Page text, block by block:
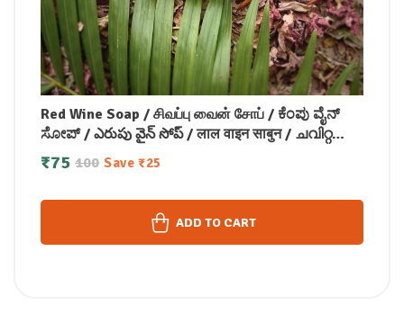
Red Wine Soap / சிவப்பு வைன் சோப் / ಕೆಂಪು ವೈನ್
ಸೋಪ್ / ఎరుపు వైన్ సోప్ / लाल वाइन साबुन / ചവിറ്റ
വൈൻ സോപ്പ്100g
100
₹75 Save ₹25
ADD TO CART